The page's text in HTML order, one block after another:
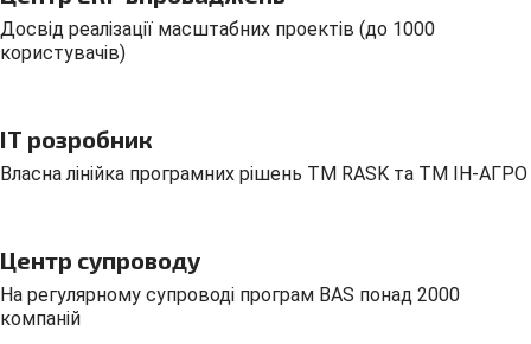
Досвід реалізації масштабних проектів (до 1000
користувачів)
ІТ розробник
Власна лінійка програмних рішень ТМ RASK та ТМ ІН-АГРО
Центр супроводу
На регулярному супроводі програм BAS понад 2000
компаній